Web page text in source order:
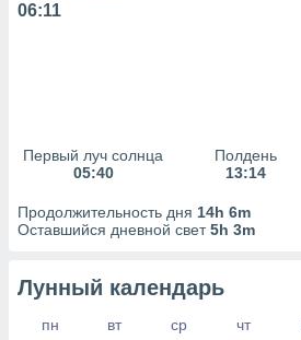
06:11
Первый луч солнца
05:40
Полдень
13:14
Продолжительность дня 14h 6m
Оставшийся дневной свет5h 3m
Лунный календарь
пн вт ср чт